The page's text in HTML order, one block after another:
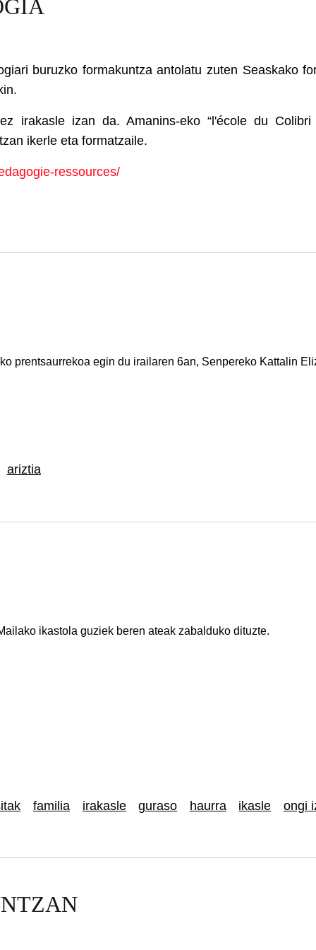
buruzko formakuntza antolatu zuten Seaskako
irakasle izan da. Amanins-eko “l'école du
ikerle eta formatzaile.
ressources/
prentsaurrekoa egin du irailaren 6an, Senpereko Kattalin
ariztia
ikastola guziek beren ateak zabalduko dituzte.
familia irakasle guraso haurra ikasle ongi